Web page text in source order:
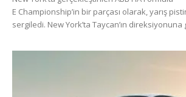
E Championship’in bir parçası olarak, yarış
sergiledi. New York’ta Taycan’ın direksiyonuna